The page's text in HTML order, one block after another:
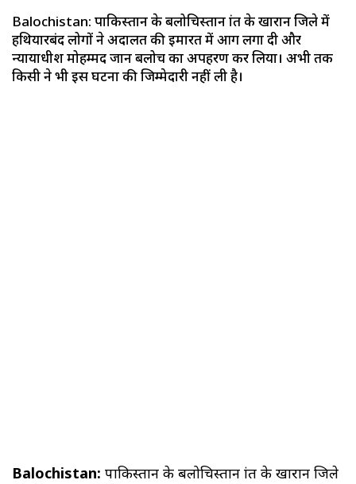
Balochistan: पाकिस्तान के बलोचिस्तान प्रांत के खारान जिले में
हथियारबंद लोगों ने अदालत की इमारत में आग लगा दी और
न्यायाधीश मोहम्मद जान बलोच का अपहरण कर लिया। अभी तक
किसी ने भी इस घटना की जिम्मेदारी नहीं ली है।
Balochistan: पाकिस्तान के बलोचिस्तान प्रांत के खारान जिले